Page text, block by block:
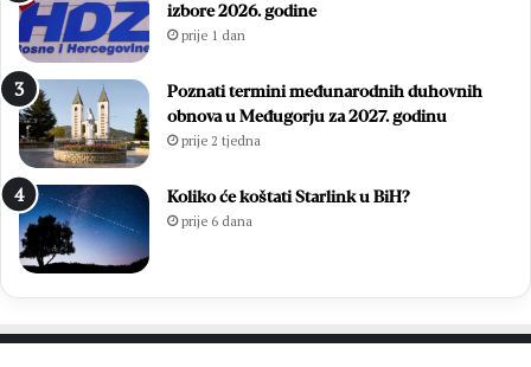
izbore 2026. godine
prije 1 dan
Poznati termini međunarodnih duhovnih
obnova u Međugorju za 2027. godinu
prije 2 tjedna
Koliko će koštati Starlink u BiH?
prije 6 dana